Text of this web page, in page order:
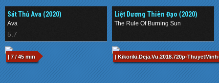
Sát Thủ Ava (2020)
Ava
5.7
Liệt Dương Thiên Đạo (2020)
The Rule Of Burning Sun
| 7 / 45 min | Kikoriki.Deja.Vu.2018.720p-